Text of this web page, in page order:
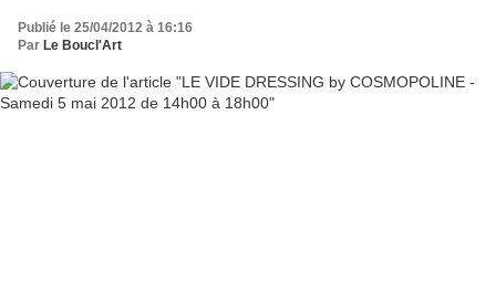
Publié le 25/04/2012 à 16:16
Par Le Boucl'Art